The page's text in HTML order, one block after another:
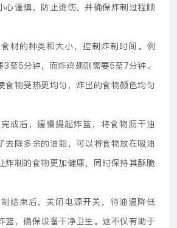
心谨慎，防止烫伤，并确保炸制过程顺
材的种类和大小，控制炸制时间。例
至5分钟，而炸鸡翅则需要5至7分钟。
食物受热更均匀，炸出的食物颜色均匀
成后，缓慢提起炸篮，将食物沥干油
去除多余的油脂，可以将食物放在吸油
炸制的食物更加健康，同时保持其酥脆
结束后，关闭电源开关，待油温降低
篮，确保设备干净卫生。这不仅有助于